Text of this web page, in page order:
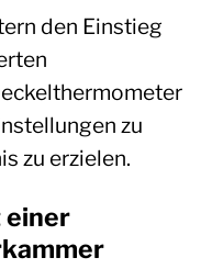
den Einstieg
zu
zu erzielen.
einer